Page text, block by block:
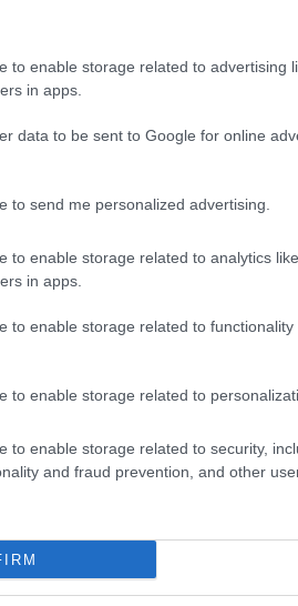
to enable storage related to advertising
in apps.
data to be sent to Google for online
to send me personalized advertising.
to enable storage related to analytics
in apps.
to enable storage related to functionality
to enable storage related to
to enable storage related to security,
and fraud prevention, and other
European Royal Families on
#Princessofwales
#princeofwales
hercegné életéről, így
és panaszai